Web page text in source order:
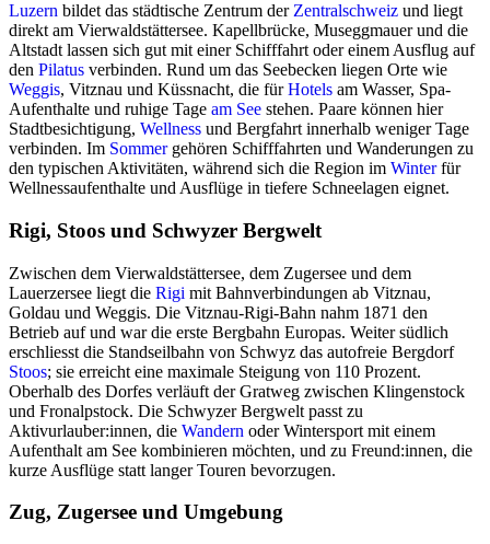
Luzern bildet das städtische Zentrum der Zentralschweiz und liegt
direkt am Vierwaldstättersee. Kapellbrücke, Museggmauer und die
Altstadt lassen sich gut mit einer Schifffahrt oder einem Ausflug auf
den Pilatus verbinden. Rund um das Seebecken liegen Orte wie
Weggis, Vitznau und Küssnacht, die fürHotels am Wasser, Spa-
Aufenthalte und ruhige Tage am See stehen. Paare können hier
Stadtbesichtigung, Wellness und Bergfahrt innerhalb weniger Tage
verbinden. Im Sommergehören Schifffahrten und Wanderungen zu
den typischen Aktivitäten, während sich die Region im Winterfür
Wellnessaufenthalte und Ausflüge in tiefere Schneelagen eignet.
Rigi, Stoos und Schwyzer Bergwelt
Zwischen dem Vierwaldstättersee, dem Zugersee und dem
Lauerzersee liegt die Rigi mit Bahnverbindungen ab Vitznau,
Goldau und Weggis. Die Vitznau-Rigi-Bahn nahm 1871 den
Betrieb auf und war die erste Bergbahn Europas. Weiter südlich
erschliesst die Standseilbahn von Schwyz das autofreie Bergdorf
Stoos; sie erreicht eine maximale Steigung von 110 Prozent.
Oberhalb des Dorfes verläuft der Gratweg zwischen Klingenstock
und Fronalpstock. Die Schwyzer Bergwelt passt zu
Aktivurlauber:innen, die Wandern oder Wintersport mit einem
Aufenthalt am See kombinieren möchten, und zu Freund:innen, die
kurze Ausflüge statt langer Touren bevorzugen.
Zug, Zugersee und Umgebung